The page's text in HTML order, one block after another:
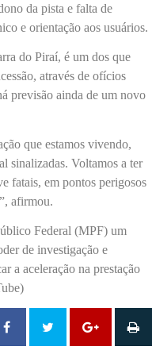
da pista e falta de
e orientação aos usuários.
do Piraí, é um dos que
através de ofícios
previsão ainda de um novo
que estamos vivendo,
sinalizadas. Voltamos a ter
fatais, em pontos perigosos
afirmou.
Federal (MPF) um
de investigação e
a aceleração na prestação